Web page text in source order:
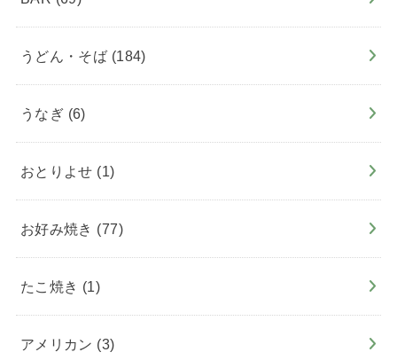
うどん・そば (184)
うなぎ (6)
おとりよせ (1)
お好み焼き (77)
たこ焼き (1)
アメリカン (3)